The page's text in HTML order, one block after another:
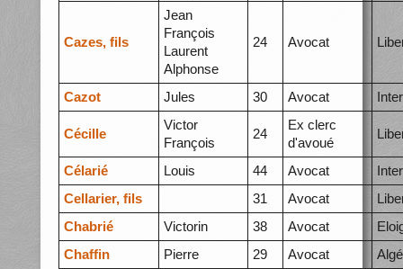
Cazes, fils
Jean
François
Laurent
Alphonse
24 Avocat
Cazot Jules 30 Avocat
Cécille
Victor
François
24
Ex clerc
d'avoué
Célarié Louis 44 Avocat
Cellarier, fils
31 Avocat
Chabrié
Victorin 38 Avocat
Chaffin
Pierre 29 Avocat